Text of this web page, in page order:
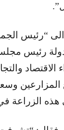
“رئيس
رئيس
الاقتصاد
المزارعين
الزراعة